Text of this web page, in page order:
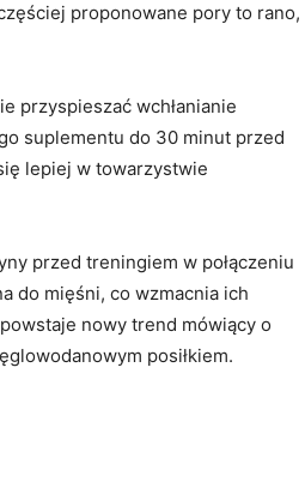
proponowane pory to rano,
przyspieszać wchłanianie
suplementu do 30 minut przed
lepiej w towarzystwie
przed treningiem w połączeniu
do mięśni, co wzmacnia ich
nowy trend mówiący o
posiłkiem.